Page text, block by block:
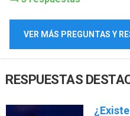
VER MÁS PREGUNTAS Y
RESPUESTAS